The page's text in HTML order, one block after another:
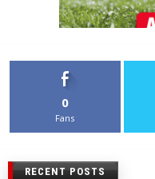
0
Fans
RECENT POSTS